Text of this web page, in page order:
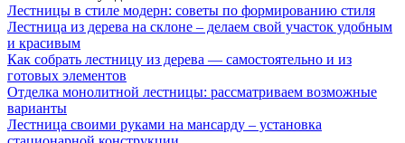
Лестницы в стиле модерн: советы по формированию стиля
Лестница из дерева на склоне – делаем свой участок удобным
и красивым
Как собрать лестницу из дерева — самостоятельно и из
готовых элементов
Отделка монолитной лестницы: рассматриваем возможные
варианты
Лестница своими руками на мансарду – установка